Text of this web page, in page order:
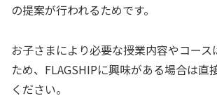
の提案が行われるためです。
お子さまにより必要な授業内容やコース
ため、FLAGSHIPに興味がある場合は直
ください。